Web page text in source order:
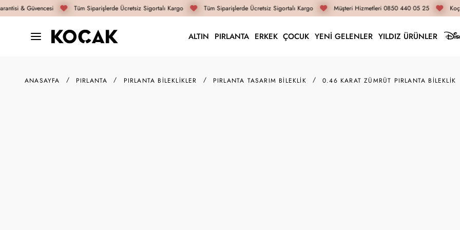
& Güvencesi Tüm Siparişlerde Ücretsiz Sigortalı Kargo Tüm Siparişlerde Ücretsiz Sigortalı Kargo Müşteri Hizmetleri 0850 440 05 25
ALTIN PIRLANTA ERKEK ÇOCUK YENİ GELENLER YILDIZ ÜRÜNLER
ANASAYFA PIRLANTA PIRLANTA BILEKLIKLER PIRLANTA TASARIM BILEKLIK 0.46 KARAT ZÜMRÜT PIRLANTA BILEKLIK